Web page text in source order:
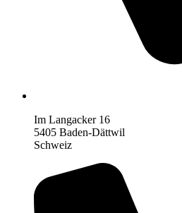
Im Langacker 16
5405 Baden-Dättwil
Schweiz